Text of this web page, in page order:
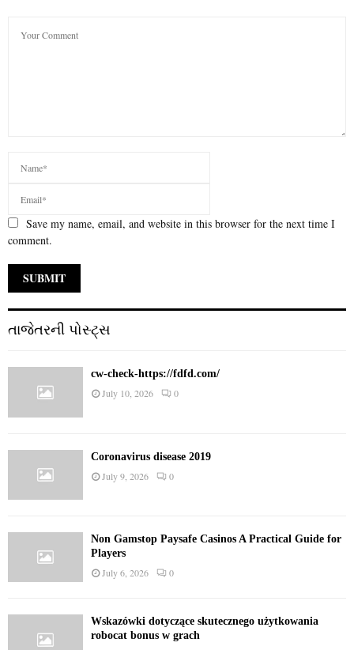
Save my name, email, and website in this browser for the next time I
comment.
તાજેતરની પોસ્ટ્સ
cw-check-https://fdfd.com/
July 10, 2026 0
Coronavirus disease 2019
July 9, 2026 0
Non Gamstop Paysafe Casinos A Practical Guide for
Players
July 6, 2026 0
Wskazówki dotyczące skutecznego użytkowania
robocat bonus w grach